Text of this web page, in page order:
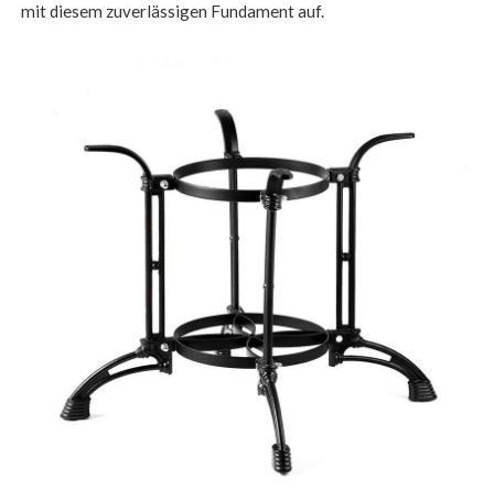
mit diesem zuverlässigen Fundament auf.